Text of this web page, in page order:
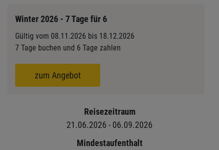
Winter 2026 - 7 Tage für 6
Gültig vom 08.11.2026 bis 18.12.2026
7 Tage buchen und 6 Tage zahlen
zum Angebot
Reisezeitraum
21.06.2026 - 06.09.2026
Mindestaufenthalt